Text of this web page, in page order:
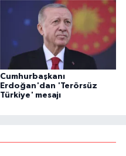
Cumhurbaşkanı
Erdoğan'dan 'Terörsüz
Türkiye' mesajı